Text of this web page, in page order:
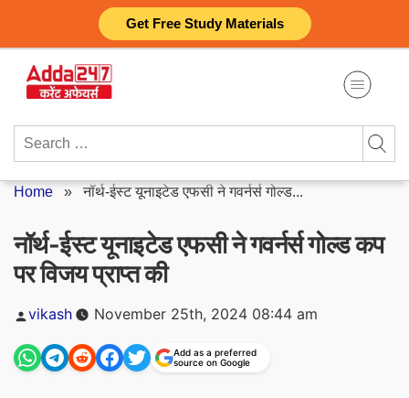
Get Free Study Materials
content
Search
Home »नॉर्थ-ईस्ट यूनाइटेड एफसी ने गवर्नर्स गोल्ड...
नॉर्थ-ईस्ट यूनाइटेड एफसी ने गवर्नर्स गोल्ड कप
पर विजय प्राप्त की
Posted
vikash November 25th, 2024 08:44 am
Add as a preferred
source on Google